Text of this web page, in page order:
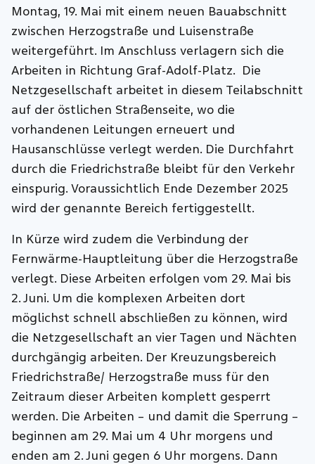
Montag, 19. Mai mit einem neuen Bauabschnitt
zwischen Herzogstraße und Luisenstraße
weitergeführt. Im Anschluss verlagern sich die
Arbeiten in Richtung Graf-Adolf-Platz. Die
Netzgesellschaft arbeitet in diesem Teilabschnitt
auf der östlichen Straßenseite, wo die
vorhandenen Leitungen erneuert und
Hausanschlüsse verlegt werden. Die Durchfahrt
durch die Friedrichstraße bleibt für den Verkehr
einspurig. Voraussichtlich Ende Dezember 2025
wird der genannte Bereich fertiggestellt.
In Kürze wird zudem die Verbindung der
Fernwärme-Hauptleitung über die Herzogstraße
verlegt. Diese Arbeiten erfolgen vom 29. Mai bis
2. Juni. Um die komplexen Arbeiten dort
möglichst schnell abschließen zu können, wird
die Netzgesellschaft an vier Tagen und Nächten
durchgängig arbeiten. Der Kreuzungsbereich
Friedrichstraße/ Herzogstraße muss für den
Zeitraum dieser Arbeiten komplett gesperrt
werden. Die Arbeiten – und damit die Sperrung –
beginnen am 29. Mai um 4 Uhr morgens und
enden am 2. Juni gegen 6 Uhr morgens. Dann